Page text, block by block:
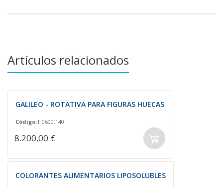
Artículos relacionados
GALILEO - ROTATIVA PARA FIGURAS HUECAS
Código:T 0600.140
8.200,00 €
COLORANTES ALIMENTARIOS LIPOSOLUBLES